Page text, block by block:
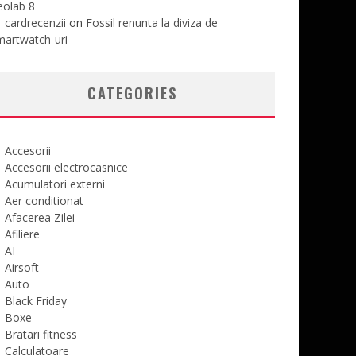
8
cardrecenzii on Fossil renunta la diviza de
uri
CATEGORIES
Accesorii
Accesorii electrocasnice
Acumulatori externi
Aer conditionat
Afacerea Zilei
Afiliere
AI
Airsoft
Auto
Black Friday
Boxe
Bratari fitness
Calculatoare